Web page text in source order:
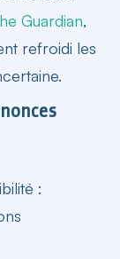
Guardian,
refroidi les
: